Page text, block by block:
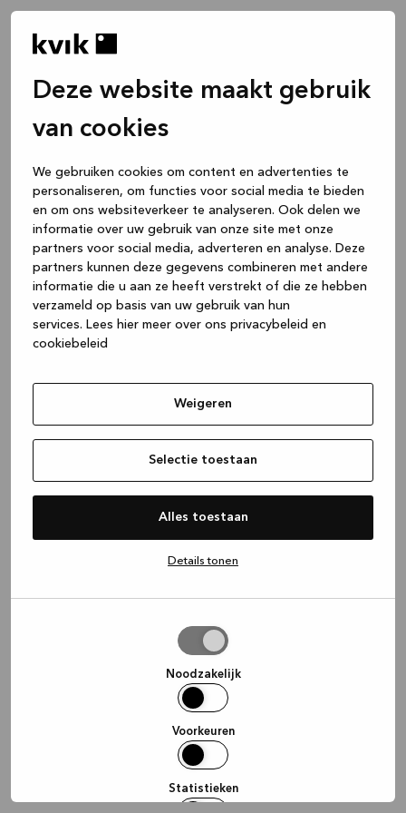
Deze website maakt gebruik
van cookies
We gebruiken cookies om content en advertenties te
personaliseren, om functies voor social media te bieden
en om ons websiteverkeer te analyseren. Ook delen we
informatie over uw gebruik van onze site met onze
partners voor social media, adverteren en analyse. Deze
partners kunnen deze gegevens combineren met andere
informatie die u aan ze heeft verstrekt of die ze hebben
verzameld op basis van uw gebruik van hun
services. Lees hier meer over ons privacybeleid en
cookiebeleid
Weigeren
Selectie toestaan
Alles toestaan
Details tonen
Noodzakelijk
Voorkeuren
Statistieken
(see the browser console for more
information).